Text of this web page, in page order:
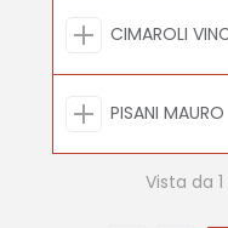
CIMAROLI
PISANI MAURO
Vista da